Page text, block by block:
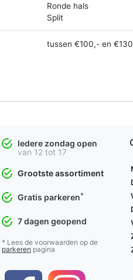
Ronde hals
Split
tussen €100,- en
Iedere zondag open
van 12 tot 17
Grootste assortiment
Gratis parkeren*
7 dagen geopend
* Lees de voorwaarden op de
parkeren pagina